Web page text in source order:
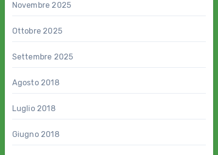
Novembre 2025
Ottobre 2025
Settembre 2025
Agosto 2018
Luglio 2018
Giugno 2018